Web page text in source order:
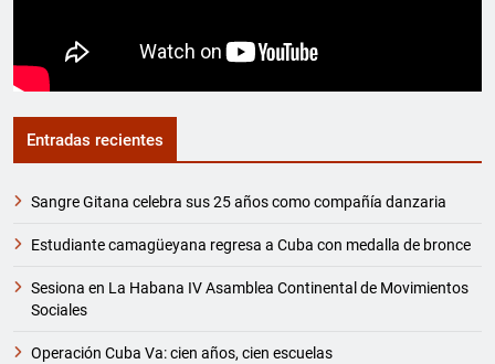
Entradas recientes
Sangre Gitana celebra sus 25 años como compañía danzaria
Estudiante camagüeyana regresa a Cuba con medalla de bronce
Sesiona en La Habana IV Asamblea Continental de Movimientos
Sociales
Operación Cuba Va: cien años, cien escuelas